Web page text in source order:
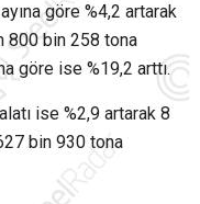
göre %4,2 artarak
800 bin 258 tona
göre ise %19,2 arttı.
ise %2,9 artarak 8
bin 930 tona